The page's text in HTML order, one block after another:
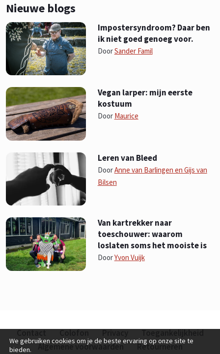
Nieuwe blogs
Impostersyndroom? Daar ben
ik niet goed genoeg voor.
DoorSander Famil
Vegan larper: mijn eerste
kostuum
Door Maurice
Leren van Bleed
DoorAnne van Barlingen en Gijs van
Bilsen
Van kartrekker naar
toeschouwer: waarom
loslaten soms het mooiste is
DoorYvon Vuijk
Algemene voorwaarden
Retourneren
We gebruiken cookies om je de beste ervaring op onze site te
bieden.